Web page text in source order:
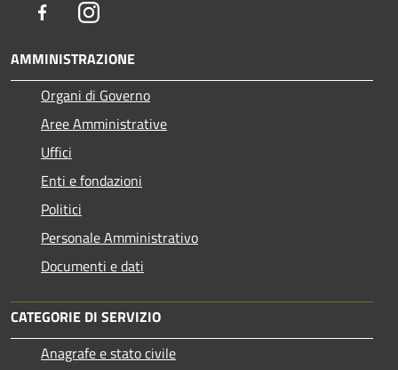
FacebookInstagram
AMMINISTRAZIONE
Organi di Governo
Aree Amministrative
Uffici
Enti e fondazioni
Politici
Personale Amministrativo
Documenti e dati
CATEGORIE DI SERVIZIO
Anagrafe e stato civile